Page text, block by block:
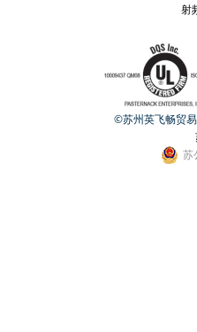
射
©苏州英飞畅贸
苏